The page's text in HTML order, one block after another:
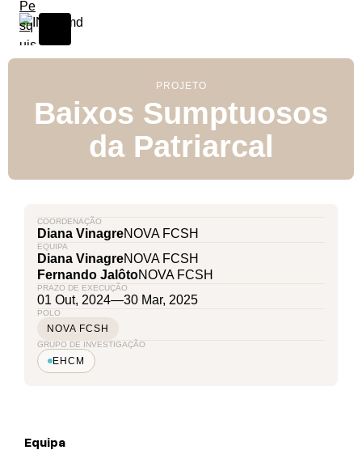
PROJETO
Baixos Sumptuosos
da Patriarcal
COORDENAÇÃO
Diana VinagreNOVA FCSH
EQUIPA
Diana VinagreNOVA FCSH
Fernando JalôtoNOVA FCSH
PRAZO DE EXECUÇÃO
01 Out, 2024—30 Mar, 2025
POLO
NOVA FCSH
GRUPO DE INVESTIGAÇÃO
EHCM
Equipa